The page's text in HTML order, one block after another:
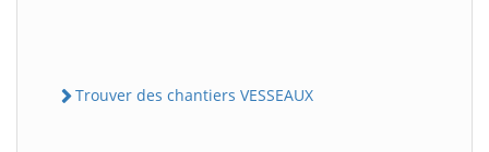
Trouver des chantiers VESSEAUX